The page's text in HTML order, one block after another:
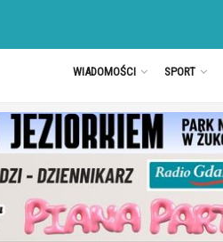
WIADOMOŚCI SPORT